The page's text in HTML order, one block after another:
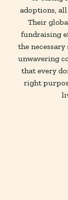
adoptions,
Their
fundraising
the
unwavering
that every
right